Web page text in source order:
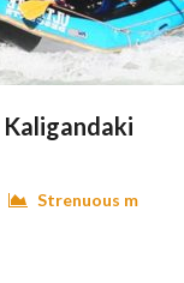
Strenuous m